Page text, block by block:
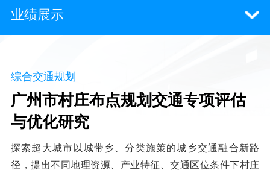
业绩展示
综合交通规划
广州市村庄布点规划交通专项评估
与优化研究
探索超大城市以城带乡、分类施策的城乡交通融合新路
径，提出不同地理资源、产业特征、交通区位条件下村庄